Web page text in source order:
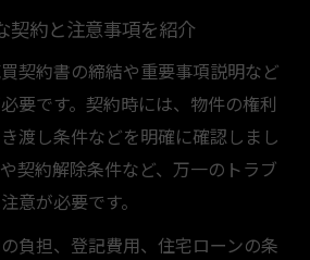
契約と注意事項を紹介
契約書の締結や重要事項説明など
要です。契約時には、物件の権利
渡し条件などを明確に確認しまし
契約解除条件など、万一のトラブ
意が必要です。
負担、登記費用、住宅ローンの条